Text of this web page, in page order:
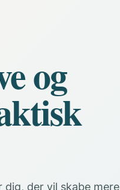
og
der vil skabe mere